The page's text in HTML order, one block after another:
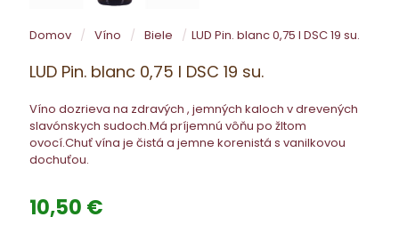
Domov / Víno / Biele / LUD Pin. blanc 0,75 l DSC 19 su.
LUD Pin. blanc 0,75 l DSC 19 su.
Víno dozrieva na zdravých , jemných kaloch v drevených
slavónskych sudoch.Má príjemnú vôňu po žltom
ovocí.Chuť vína je čistá a jemne korenistá s vanilkovou
dochuťou.
10,50 €